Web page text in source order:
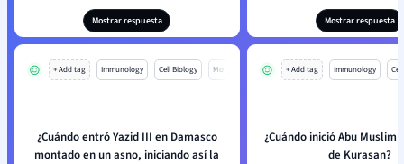
Mostrar respuesta Mostrar respuesta
+ Add tag Immunology Cell Biology Mo
¿Cuándo entró Yazid III en Damasco
montado en un asno, iniciando así la
+ Add tag Immunology
¿Cuándo inició Abu Muslim
de Kurasan?